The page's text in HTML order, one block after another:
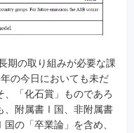
期の取り組みが必要な課
の今日においても未だ
、「化石賞」ものであろ
、附属書Ⅰ国、非附属書
の「卒業論」を含め、